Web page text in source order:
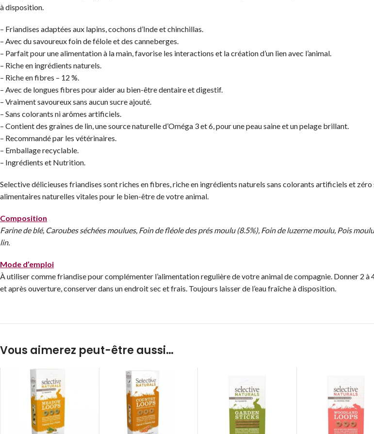
à disposition.
– Friandises adaptées aux lapins, cochons d’Inde et chinchillas.
– Avec du savoureux foin de félole et des canneberges.
– Parfait pour une alimentation à la main, favorise les interactions et la création d’un lien avec l’animal.
– Riche en ingrédients naturels.
– Riche en fibres – 12 %.
– Avec de longues fibres pour aider au bien-être dentaire et digestif.
– Vraiment savoureux sans aucun sucre ajouté.
– Sans colorants ni arômes artificiels.
– Contient des graines de lin, une source naturelle d’Oméga 3 et 6, pour une peau saine et un pelage brillant.
– Recommandé par les vétérinaires.
– Emballage recyclable.
– Ingrédients et Nutrition.
Selective délicieuses friandises sont riches en fibres, riche en ingrédients naturels sans colorants artificiels et
alimentaires naturelles vitales pour le bien-être de votre animal.
Composition
Farine de blé, Caroubes séchées moulues, Foin de fléole des prés moulu (8.5%), Foin de luzerne moulu, Pois
lin.
Mode d’emploi
À utiliser comme friandise pour complémenter l’alimentation regulière de votre animal de compagnie. Donner 2
et après ouverture, conserver dans un endroit sec et frais. Toujours laisser de l’eau fraîche à disposition.
Vous aimerez peut-être aussi…